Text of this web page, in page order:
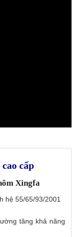
cấp
Xingfa
hệ 55/65/93/2001
tăng khả năng